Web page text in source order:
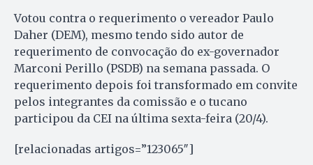
Votou contra o requerimento o vereador Paulo
Daher (DEM), mesmo tendo sido autor de
requerimento de convocação do ex-governador
Marconi Perillo (PSDB) na semana passada. O
requerimento depois foi transformado em convite
pelos integrantes da comissão e o tucano
participou da CEI na última sexta-feira (20/4).
[relacionadas artigos=”123065″]